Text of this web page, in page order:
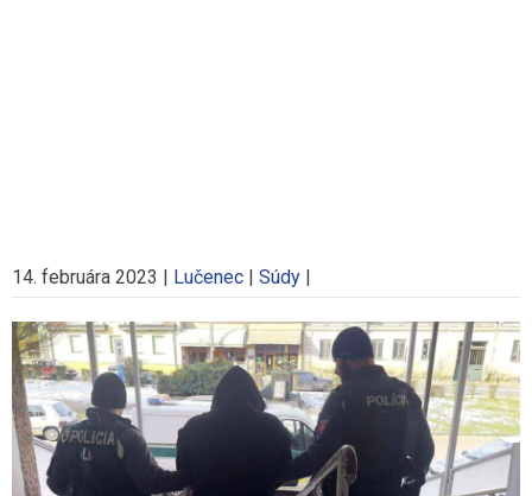
14. februára 2023 | Lučenec | Súdy |